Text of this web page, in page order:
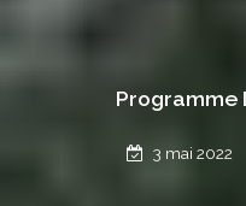
Programme
3 mai 2022